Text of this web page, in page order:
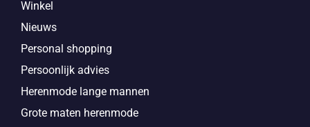
Winkel
Nieuws
Personal shopping
Persoonlijk advies
Herenmode lange mannen
Grote maten herenmode